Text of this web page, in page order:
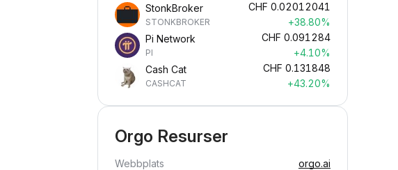
StonkBroker
STONKBROKER
CHF 0.02012041
+38.80%
Pi Network
PI
CHF 0.091284
+4.10%
Cash Cat
CASHCAT
CHF 0.131848
+43.20%
Orgo Resurser
Webbplats
orgo.ai